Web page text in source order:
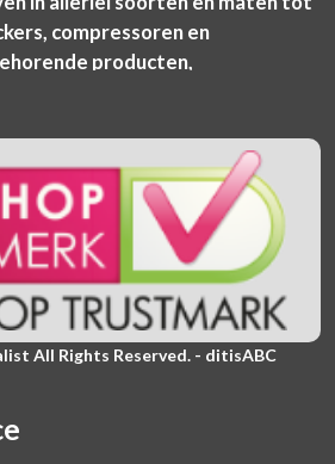
compressoren en
producten,
All Rights Reserved. - ditisABC